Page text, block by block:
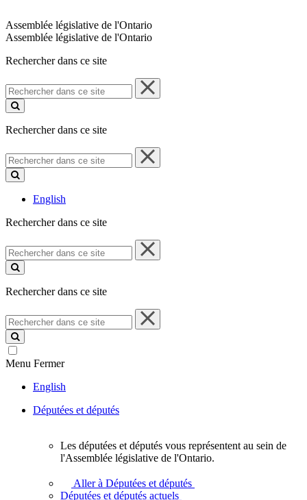
Assemblée législative de l'Ontario
Assemblée législative de l'Ontario
Rechercher dans ce site
Rechercher
dans
ce
Rechercher dans ce site
Rechercher
dans
ce
English
Rechercher dans ce site
Rechercher
dans
ce
Rechercher dans ce site
Rechercher
dans
ce
site
Menu Fermer
English
Députées et députés
députés
Les députées et députés vous représentent au sein de
l'Assemblée législative de l'Ontario.
Aller à Députées et députés
Députées et députés actuels